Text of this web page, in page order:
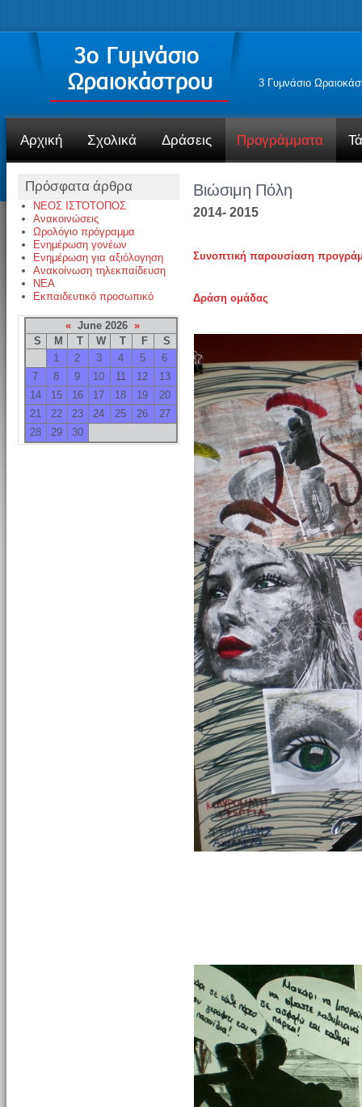
3 Γυμνάσιο
Αρχική Σχολικά Δράσεις Προγράμματα
Πρόσφατα άρθρα
ΝΕΟΣ ΙΣΤΌΤΟΠΟΣ
Ανακοινώσεις
Ωρολόγιο πρόγραμμα
Ενημέρωση γονέων
Ενημέρωση για αξιόλογηση
Ανακοίνωση τηλεκπαίδευση
NEA
Εκπαιδευτικό προσωπικό
« June 2026»
S
M T W T F
S
1
2 3 4 5
6
7
8 9 10 11 12
13
14
15 16 17 18 19
20
21
22 23 24 25 26
27
28
29 30
Βιώσιμη Πόλη
2014- 2015
Συνοπτική παρουσίαση
Δράση ομάδας